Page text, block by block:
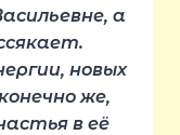
а
новых
же,
в её